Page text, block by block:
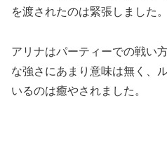
を渡されたのは緊張しました。
アリナはパーティーでの戦い
な強さにあまり意味は無く、
いるのは癒やされました。